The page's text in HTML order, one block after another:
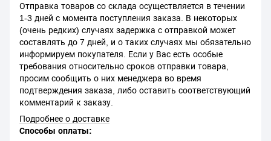
Отправка товаров со склада осуществляется в течении
1-3 дней с момента поступления заказа. В некоторых
(очень редких) случаях задержка с отправкой может
составлять до 7 дней, и о таких случаях мы обязательно
информируем покупателя. Если у Вас есть особые
требования относительно сроков отправки товара,
просим сообщить о них менеджера во время
подтверждения заказа, либо оставить соответствующий
комментарий к заказу.
Подробнее о доставке
Способы оплаты: